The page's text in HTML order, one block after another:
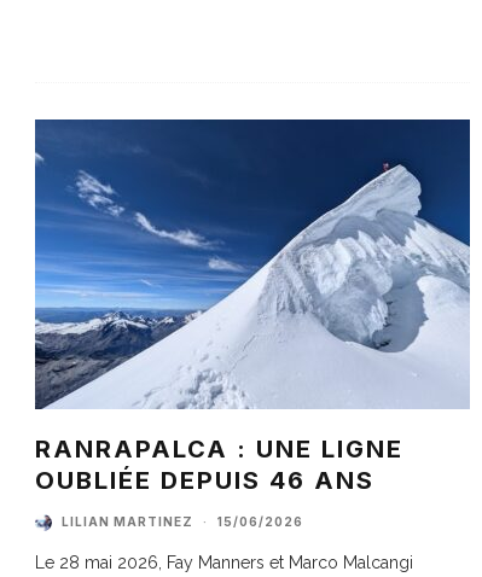
RANRAPALCA : UNE LIGNE
OUBLIÉE DEPUIS 46 ANS
LILIAN MARTINEZ · 15/06/2026
Le 28 mai 2026, Fay Manners et Marco Malcangi